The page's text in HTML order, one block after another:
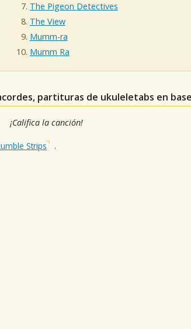
The Pigeon Detectives
The View
Mumm-ra
Mumm Ra
partituras de ukuleletabs en base
¡Califica la canción!
Strips .